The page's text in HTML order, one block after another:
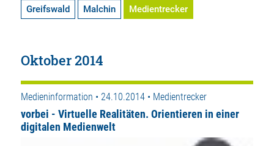
Greifswald Malchin Medientrecker
Oktober 2014
Medieninformation • 24.10.2014 • Medientrecker
vorbei - Virtuelle Realitäten. Orientieren in einer
digitalen Medienwelt